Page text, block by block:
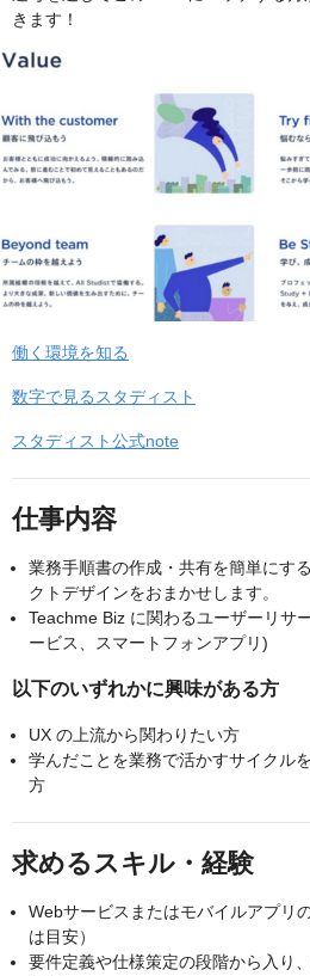
きます！
働く環境を知る
数字で見るスタディスト
スタディスト公式note
仕事内容
業務手順書の作成・共有を簡単にす
クトデザインをおまかせします。
Teachme Biz に関わるユーザーリサ
ービス、スマートフォンアプリ)
以下のいずれかに興味がある方
UX の上流から関わりたい方
学んだことを業務で活かすサイクル
方
求めるスキル・経験
Webサービスまたはモバイルアプリ
は目安）
要件定義や仕様策定の段階から入り